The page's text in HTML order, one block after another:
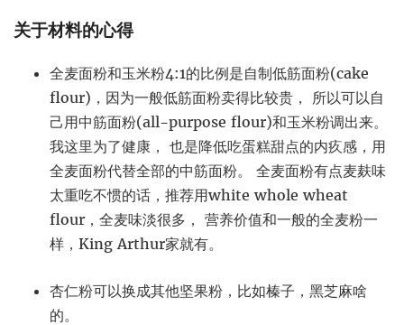
关于材料的心得
全麦面粉和玉米粉4:1的比例是自制低筋面粉(cake
flour)，因为一般低筋面粉卖得比较贵， 所以可以自
己用中筋面粉(all-purpose flour)和玉米粉调出来。
我这里为了健康， 也是降低吃蛋糕甜点的内疚感，用
全麦面粉代替全部的中筋面粉。 全麦面粉有点麦麸味
太重吃不惯的话，推荐用white whole wheat
flour，全麦味淡很多， 营养价值和一般的全麦粉一
样，King Arthur家就有。
杏仁粉可以换成其他坚果粉，比如榛子，黑芝麻啥
的。